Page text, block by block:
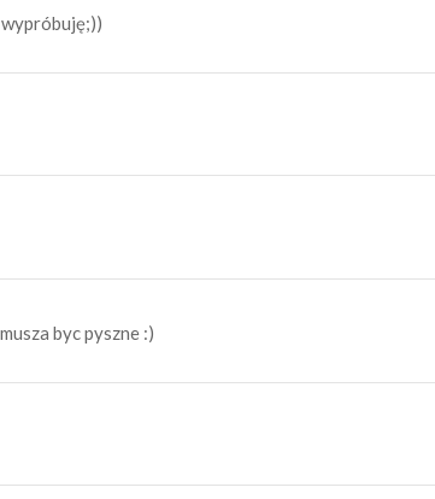
byc pyszne :)